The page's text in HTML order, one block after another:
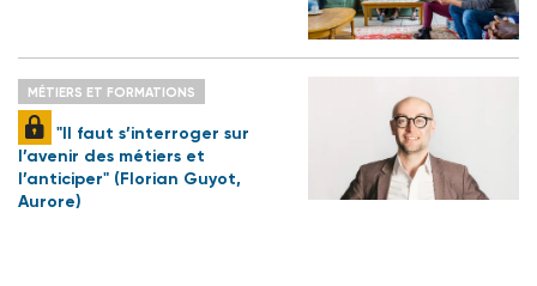
MÉTIERS ET FORMATIONS
"Il faut s’interroger sur
l’avenir des métiers et
l’anticiper" (Florian Guyot,
Aurore)